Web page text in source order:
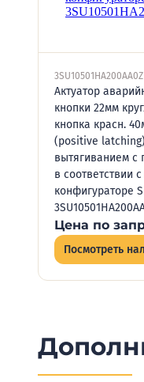
3SU10501HA200AA0Z
Актуатор
кнопки 22мм
кнопка красн.
(positive
вытягиванием с
в соответствии
конфигураторе
Цена по
Посмотреть